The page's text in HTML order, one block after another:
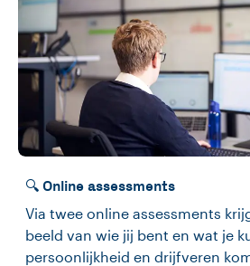
🔍 Online assessments
Via twee online assessments
beeld van wie jij bent en wat je
persoonlijkheid en drijfveren